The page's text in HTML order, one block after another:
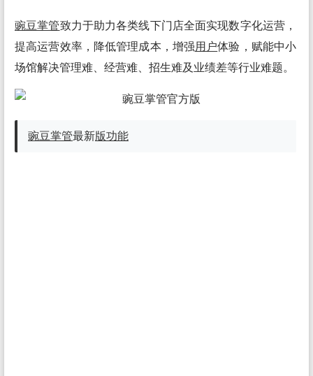
豌豆掌管致力于助力各类线下门店全面实现数字化运营，
提高运营效率，降低管理成本，增强用户体验，赋能中小
场馆解决管理难、经营难、招生难及业绩差等行业难题。
豌豆掌管最新版功能